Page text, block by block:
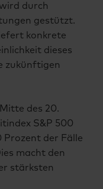
durch
gestützt.
konkrete
dieses
zukünftigen
des 20.
S&P 500
Prozent der Fälle
macht den
stärksten